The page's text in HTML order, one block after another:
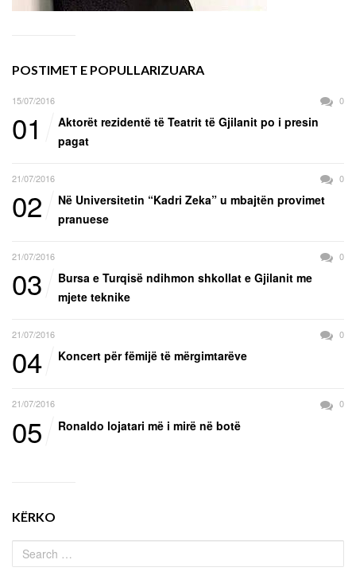
POSTIMET E POPULLARIZUARA
15/07/2016 0
01
Aktorët rezidentë të Teatrit të Gjilanit po i presin
pagat
21/07/2016 0
02
Në Universitetin “Kadri Zeka” u mbajtën provimet
pranuese
21/07/2016 0
03
Bursa e Turqisë ndihmon shkollat e Gjilanit me
mjete teknike
21/07/2016 0
04 Koncert për fëmijë të mërgimtarëve
21/07/2016 0
05 Ronaldo lojatari më i mirë në botë
KËRKO